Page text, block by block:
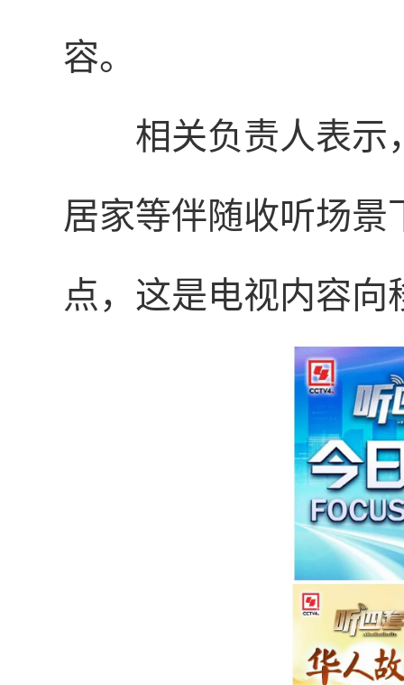
容。
相关负责人表示
居家等伴随收听场
点，这是电视内容